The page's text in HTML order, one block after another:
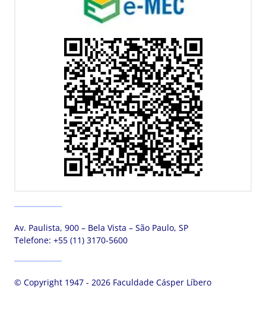
Av. Paulista, 900 – Bela Vista – São Paulo, SP
Telefone: +55 (11) 3170-5600
© Copyright 1947 - 2026 Faculdade Cásper Líbero